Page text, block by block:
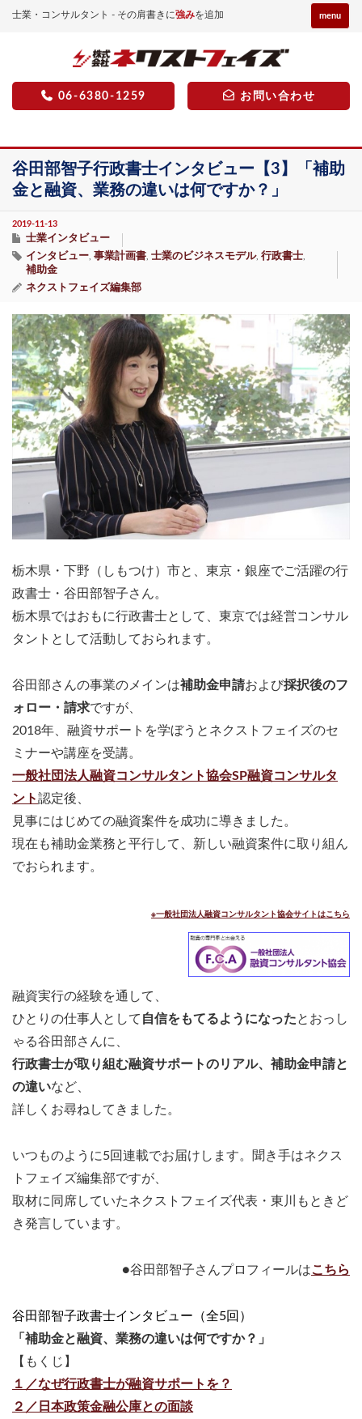
士業・コンサルタント - その肩書きに強みを追加 menu
06-6380-1259 お問い合わせ
谷田部智子行政書士インタビュー【3】「補助
金と融資、業務の違いは何ですか？」
2019-11-13
士業インタビュー
インタビュー 事業計画書 士業のビジネスモデル, 行政書士
補助金
ネクストフェイズ編集部
栃木県・下野（しもつけ）市と、東京・銀座でご活躍の行
政書士・谷田部智子さん。
栃木県ではおもに行政書士として、東京では経営コンサル
タントとして活動しておられます。
谷田部さんの事業のメインは補助金申請および採択後のフ
ォロー・請求ですが、
2018年、融資サポートを学ぼうとネクストフェイズのセ
ミナーや講座を受講。
一般社団法人融資コンサルタント協会SP融資コンサルタ
ント認定後、
見事にはじめての融資案件を成功に導きました。
現在も補助金業務と平行して、新しい融資案件に取り組ん
でおられます。
※一般社団法人融資コンサルタント協会サイトはこちら
融資実行の経験を通して、
ひとりの仕事人として 自信をもてるようになったとおっし
ゃる谷田部さんに、
行政書士が取り組む融資サポートのリアル、補助金申請と
の違いなど、
詳しくお尋ねしてきました。
いつものように5回連載でお届けします。聞き手はネクス
トフェイズ編集部ですが、
取材に同席していたネクストフェイズ代表・東川もときど
き発言しています。
●谷田部智子さんプロフィールはこちら
谷田部智子政書士インタビュー（全5回）
「補助金と融資、業務の違いは何ですか？」
【もくじ】
１／なぜ行政書士が融資サポートを？
２／日本政策金融公庫との面談